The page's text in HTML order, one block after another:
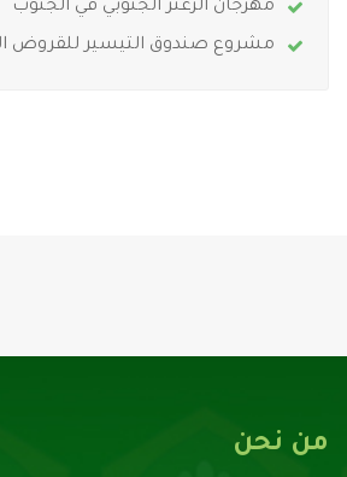
مهرجان الزعتر الجنوبي في الجنوب
مشروع صندوق التيسير للقروض
من نحن